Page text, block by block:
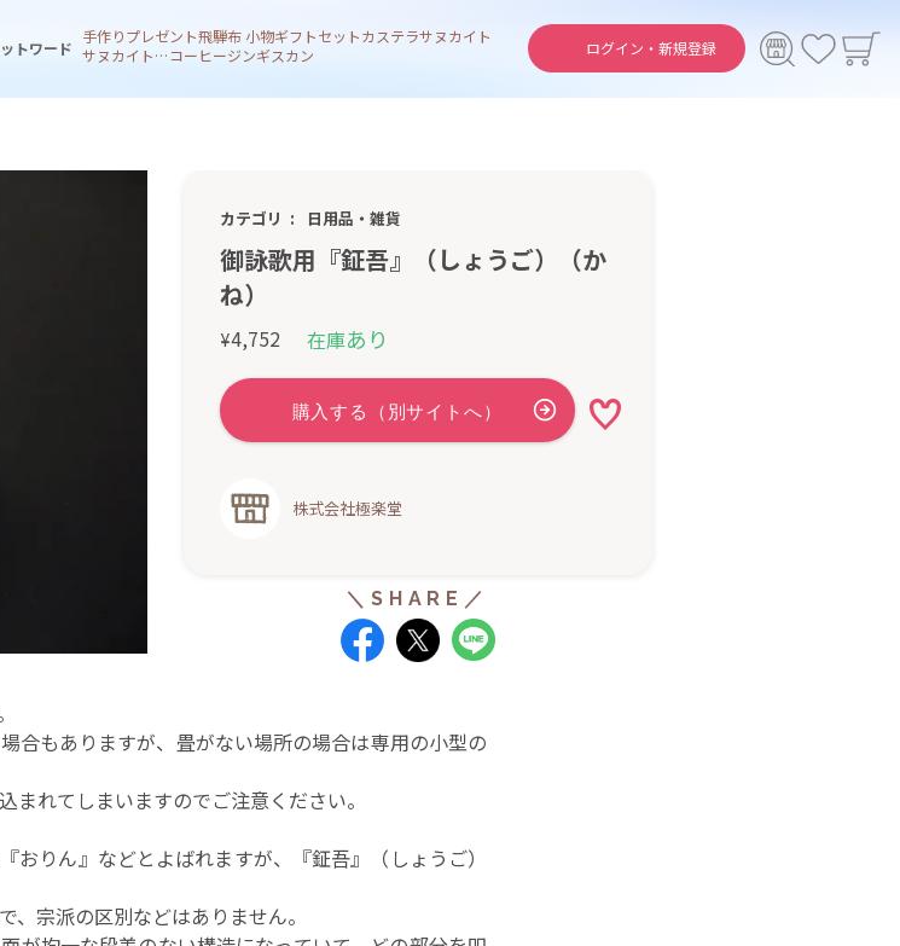
ログイン・ 新規登録
トワード
手作りプレゼント飛騨布 小物ギフトセットカステラサヌカイト
サヌカイト 風鈴コーヒージンギスカン
カテゴリ 日用品・雑貨
御詠歌用『鉦吾』（しょうご）（か
ね）
¥4,752 在庫あり
株式会社極楽堂
合もありますが、畳がない場所の場合は専用の小型の
れてしまいますのでご注意ください。
おりん』などとよばれますが、『鉦吾』（しょうご）
、宗派の区別などはありません。